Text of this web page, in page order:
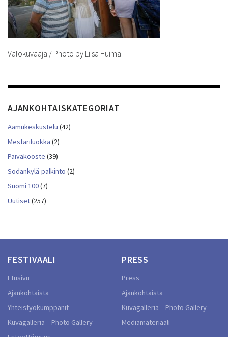
Valokuvaaja / Photo by Liisa Huima
AJANKOHTAISKATEGORIAT
Aamukeskustelu (42)
Mestariluokka (2)
Päiväkooste (39)
Sodankylä-palkinto (2)
Suomi 100(7)
Uutiset(257)
FESTIVAALI
Etusivu
Ajankohtaista
Yhteistyökumppanit
Kuvagalleria – Photo Gallery
PRESS
Press
Ajankohtaista
Kuvagalleria – Photo Gallery
Mediamateriaali